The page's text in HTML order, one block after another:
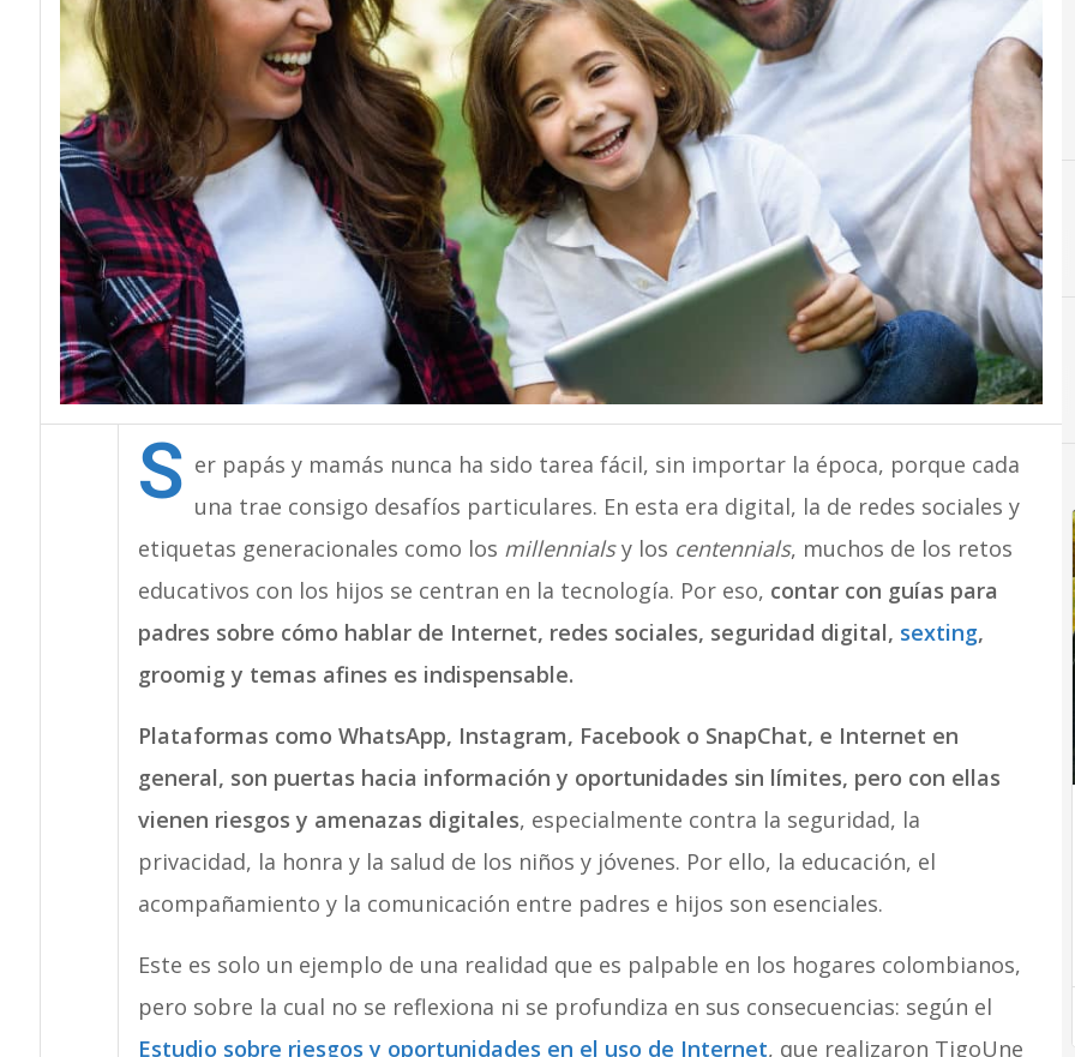
S er papás y mamás nunca ha sido tarea fácil, sin importar la época, porque cada
una trae consigo desafíos particulares. En esta era digital, la de redes sociales y
etiquetas generacionales como los millennialsy los centennials, muchos de los retos
educativos con los hijos se centran en la tecnología. Por eso, contar con guías para
padres sobre cómo hablar de Internet, redes sociales, seguridad digital, sexting,
groomig y temas afines es indispensable.
Plataformas como WhatsApp, Instagram, Facebook o SnapChat, e Internet en
general, son puertas hacia información y oportunidades sin límites, pero con ellas
vienen riesgos y amenazas digitales, especialmente contra la seguridad, la
privacidad, la honra y la salud de los niños y jóvenes. Por ello, la educación, el
acompañamiento y la comunicación entre padres e hijos son esenciales.
Este es solo un ejemplo de una realidad que es palpable en los hogares colombianos,
pero sobre la cual no se reflexiona ni se profundiza en sus consecuencias: según el
Estudio sobre riesgos y oportunidades en el uso de Internet, que realizaron TigoUne
bullying
C
Ciudadanía Digital